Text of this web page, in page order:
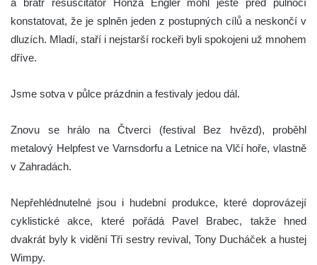
a bratr resuscitátor Honza Engler mohl ještě před půlnocí
konstatovat, že je splněn jeden z postupných cílů a neskončí v
dluzích. Mladí, staří i nejstarší rockeři byli spokojeni už mnohem
dříve.
Jsme sotva v půlce prázdnin a festivaly jedou dál.
Znovu se hrálo na Čtverci (festival Bez hvězd), proběhl
metalový Helpfest ve Varnsdorfu a Letnice na Vlčí hoře, vlastně
v Zahradách.
Nepřehlédnutelné jsou i hudební produkce, které doprovázejí
cyklistické akce, které pořádá Pavel Brabec, takže hned
dvakrát byly k vidění Tři sestry revival, Tony Ducháček a hustej
Wimpy.